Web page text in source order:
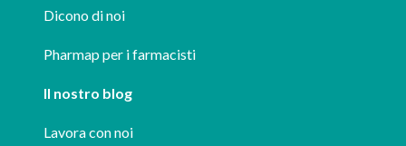
Dicono di noi
Pharmap per i farmacisti
Il nostro blog
Lavora con noi